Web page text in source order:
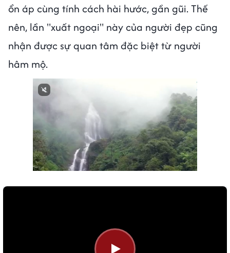
ổn áp cùng tính cách hài hước, gần gũi. Thế
nên, lần "xuất ngoại" này của người đẹp cũng
nhận được sự quan tâm đặc biệt từ người
hâm mộ.